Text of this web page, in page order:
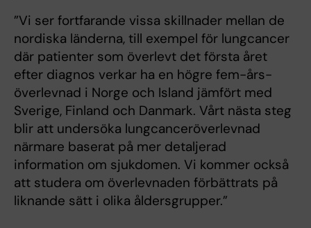
”Vi ser fortfarande vissa skillnader mellan de
nordiska länderna, till exempel för lungcancer
där patienter som överlevt det första året
efter diagnos verkar ha en högre fem-års-
överlevnad i Norge och Island jämfört med
Sverige, Finland och Danmark. Vårt nästa steg
blir att undersöka lungcanceröverlevnad
närmare baserat på mer detaljerad
information om sjukdomen. Vi kommer också
att studera om överlevnaden förbättrats på
liknande sätt i olika åldersgrupper.”